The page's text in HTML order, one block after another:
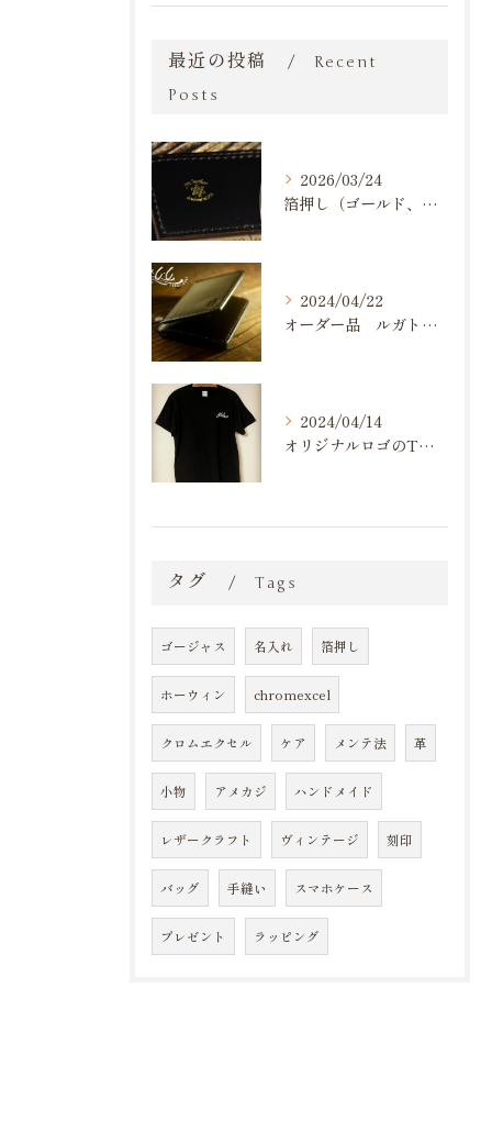
最近の投稿
Recent
Posts
2026/03/24
箔押し（ゴールド、シルバー）が出来るようになりました。
2024/04/22
オーダー品 ルガトショルダー 名刺入れ
2024/04/14
オリジナルロゴのTシャツ作りました💪
タグ Tags
ゴージャス 名入れ 箔押し
ホーウィン chromexcel
クロムエクセル ケア メンテ法 革
小物 アメカジ ハンドメイド
レザークラフト ヴィンテージ 刻印
バッグ 手縫い スマホケース
プレゼント ラッピング